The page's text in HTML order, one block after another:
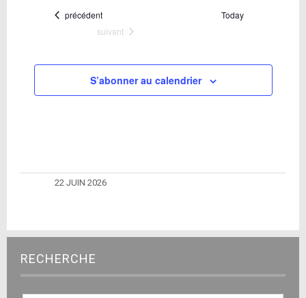
Évènements
précédent
Today
Évènements
suivant
S’abonner au calendrier
22 JUIN 2026
RECHERCHE